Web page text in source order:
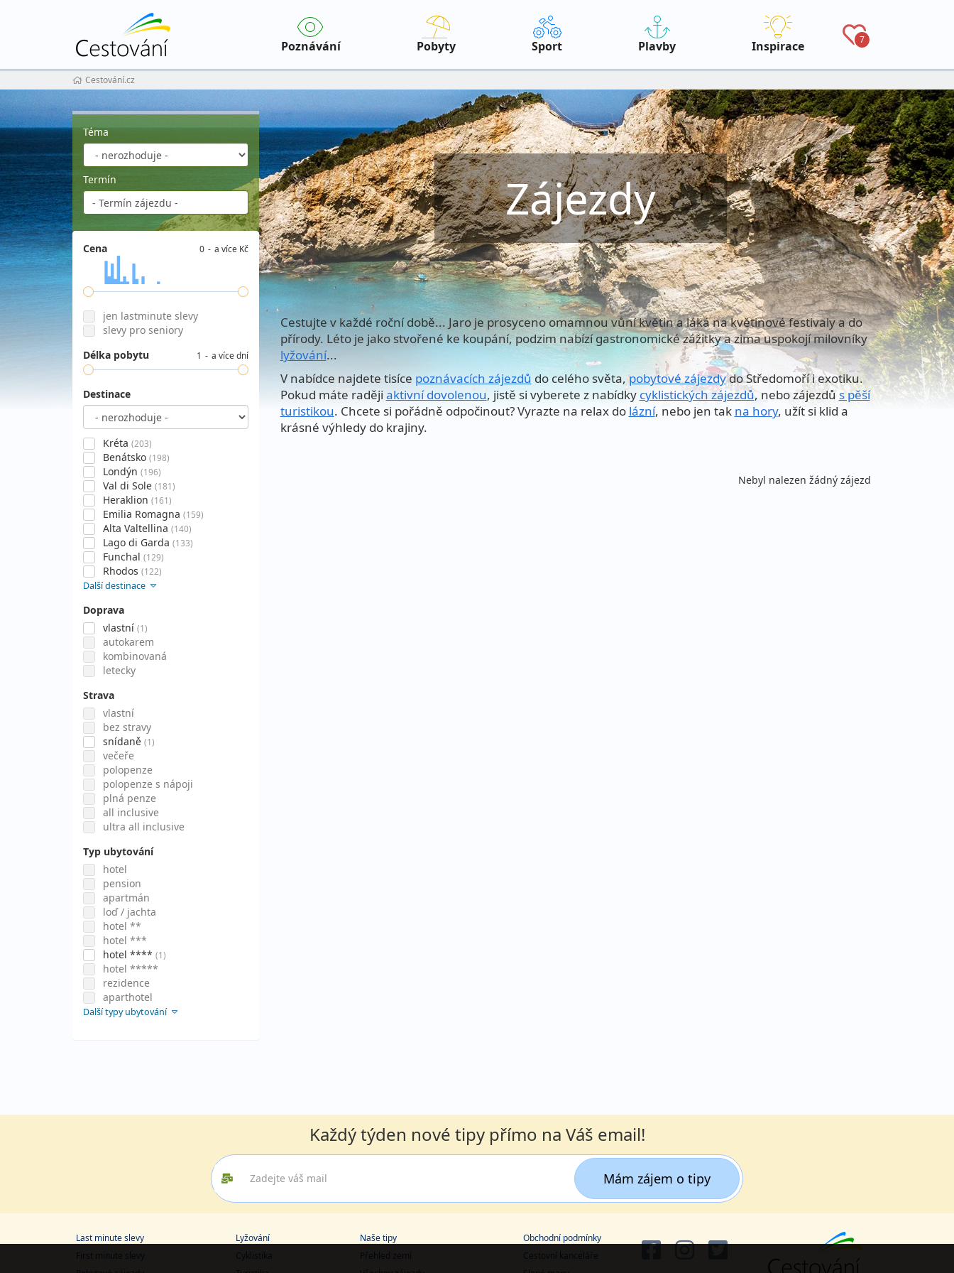
Poznávání Pobyty Sport Plavby Inspirace 7
Cestování.cz
Zájezdy
Téma
Termín
Cena 0 a více Kč
jen lastminute slevy
slevy pro seniory
Délka pobytu
1 a více dní
Destinace
Kréta (203)
Benátsko (198)
Londýn (196)
Val di Sole (181)
Heraklion (161)
Emilia Romagna (159)
Alta Valtellina (140)
Lago di Garda (133)
Funchal (129)
Rhodos (122)
Další destinace
Doprava
vlastní (1)
autokarem
kombinovaná
letecky
Strava
vlastní
bez stravy
snídaně (1)
večeře
polopenze
polopenze s nápoji
plná penze
all inclusive
ultra all inclusive
Typ ubytování
hotel
pension
apartmán
loď / jachta
hotel **
hotel ***
hotel **** (1)
hotel *****
rezidence
aparthotel
Další typy ubytování
Cestujte v každé roční době... Jaro je prosyceno omamnou vůní květin a láká na květinové festivaly a do
přírody. Léto je jako stvořené ke koupání, podzim nabízí gastronomické zážitky a zima uspokojí milovníky
lyžování...
V nabídce najdete tisíce poznávacích zájezdů do celého světa,pobytové zájezdydo Středomoří i exotiku.
Pokud máte raději aktivní dovolenou, jistě si vyberete z nabídky cyklistických zájezdů, nebo zájezdů s pěší
turistikou. Chcete si pořádně odpočinout? Vyrazte na relax do lázní, nebo jen tak na hory, užít si klid a
krásné výhledy do krajiny.
Nebyl nalezen žádný zájezd
Každý týden nové tipy přímo na Váš email!
Mám zájem o tipy
Last minute slevy
First minute slevy
Lyžování
Cyklistika
Naše tipy
Přehled zemí
Obchodní podmínky
Cestovní kanceláře